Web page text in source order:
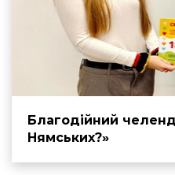
Благодійний
Нямських?»